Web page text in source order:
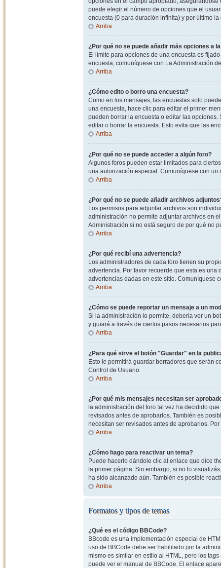
puede elegir el número de opciones que el
encuesta (0 para duración infinita) y por último
Arriba
¿Por qué no se puede añadir más opciones a
El límite para opciones de una encuesta es
encuesta, comuníquese con La Administración
Arriba
¿Cómo edito o borro una encuesta?
Como en los mensajes, las encuestas solo
una encuesta, hace clic para editar el primer
pueden borrar la encuesta o editar las
editar o borrar la encuesta. Esto evita que las
Arriba
¿Por qué no se puede acceder a algún foro?
Algunos foros pueden estar limitados para
una autorización especial. Comuníquese con
Arriba
¿Por qué no se puede añadir archivos
Los permisos para adjuntar archivos son
administración no permite adjuntar archivos en
Administración si no está seguro de por qué no
Arriba
¿Por qué recibí una advertencia?
Los administradores de cada foro tienen su
advertencia. Por favor recuerde que esta es
advertencias dadas en este sitio. Comuníquese
Arriba
¿Cómo se puede reportar un mensaje a un
Si la administración lo permite, debería ver un
y guiará a través de ciertos pasos necesarios
Arriba
¿Para qué sirve el botón "Guardar" en la
Esto le permitirá guardar borradores que serán
Control de Usuario.
Arriba
¿Por qué mis mensajes necesitan ser
la administración del foro tal vez ha decidido
revisados antes de aprobarlos. También es
necesitan ser revisados antes de aprobarlos.
Arriba
¿Cómo hago para reactivar un tema?
Puede hacerlo dándole clic al enlace que dice
la primer página. Sin embargo, si no lo
ha sido alcanzado aún. También es posible
Arriba
Formatos y tipos de temas
¿Qué es el código BBCode?
BBcode es una implementación especial de
uso de BBCode debe ser habilitado por la
mismo es similar en estilo al HTML, pero los
puede ver el manual de BBCode. El enlace